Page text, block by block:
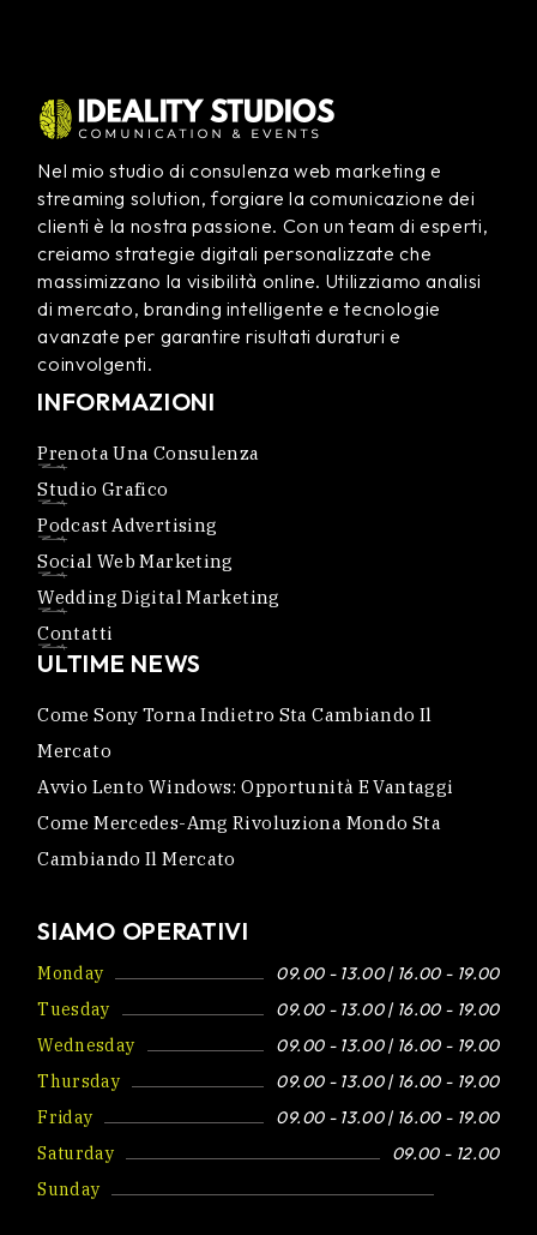
Nel mio studio di consulenza web marketing e
streaming solution, forgiare la comunicazione dei
clienti è la nostra passione. Con un team di esperti,
creiamo strategie digitali personalizzate che
massimizzano la visibilità online. Utilizziamo analisi
di mercato, branding intelligente e tecnologie
avanzate per garantire risultati duraturi e
coinvolgenti.
INFORMAZIONI
Prenota Una Consulenza
Studio Grafico
Podcast Advertising
Social Web Marketing
Wedding Digital Marketing
Contatti
ULTIME NEWS
Come Sony Torna Indietro Sta Cambiando Il
Mercato
Avvio Lento Windows: Opportunità E Vantaggi
Come Mercedes-Amg Rivoluziona Mondo Sta
Cambiando Il Mercato
SIAMO OPERATIVI
Monday
09.00 - 13.00 | 16.00 - 19.00
Tuesday
09.00 - 13.00 | 16.00 - 19.00
Wednesday
09.00 - 13.00 | 16.00 - 19.00
Thursday
09.00 - 13.00 | 16.00 - 19.00
Friday
09.00 - 13.00 | 16.00 - 19.00
Saturday
09.00 - 12.00
Sunday